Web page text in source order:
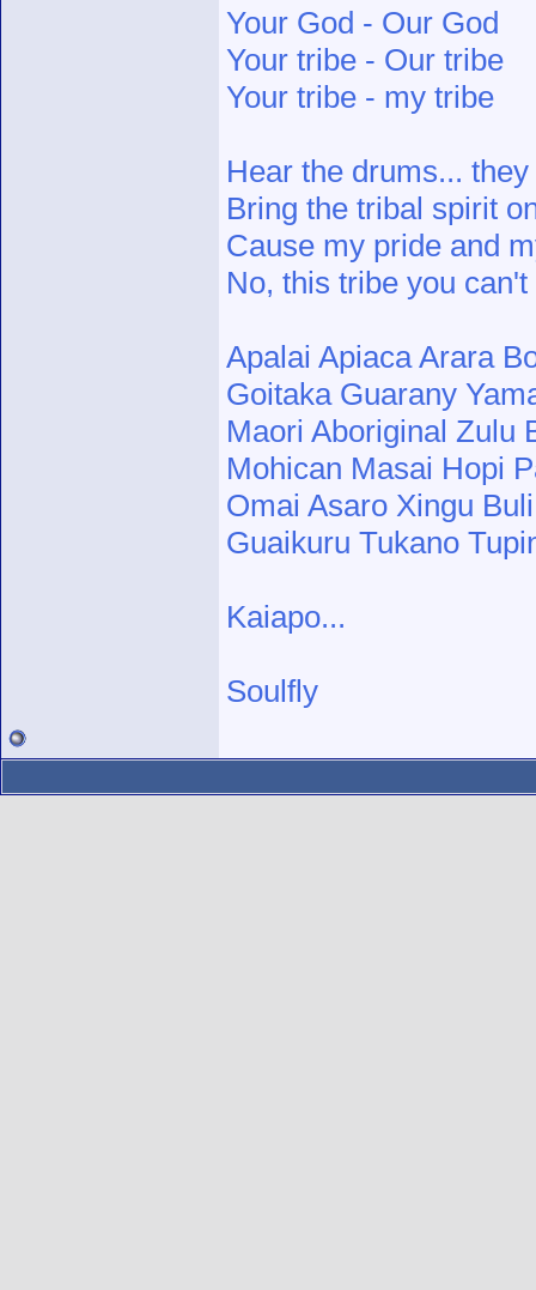
Your God - Our God
Your tribe - Our tribe
Your tribe - my tribe
Hear the drums...
Bring the tribal spirit
Cause my pride and
No, this tribe you
Apalai Apiaca Arara
Goitaka Guarany
Maori Aboriginal Zulu
Mohican Masai Hopi
Omai Asaro Xingu Buli
Guaikuru Tukano
Kaiapo...
Soulfly